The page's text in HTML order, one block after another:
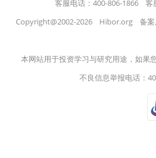
客服电话：400-806-1866
Copyright@2002-2026    Hibor.org    备
本网站用于投资学习与研究用途，如果
不良信息举报电话：